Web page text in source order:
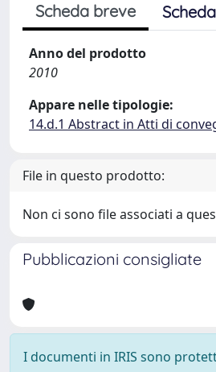
Scheda breve
Anno del prodotto
2010
Appare nelle tipologie:
14.d.1 Abstract in Atti di
File in questo prodotto:
Non ci sono file associati a
Pubblicazioni consigliate
I documenti in IRIS sono